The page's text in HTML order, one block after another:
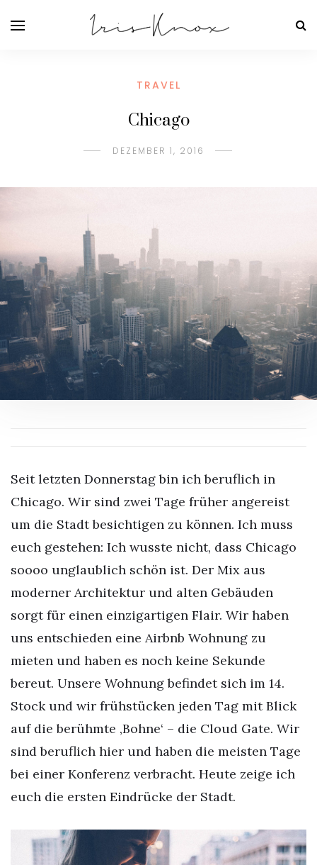
TRAVEL
Chicago
DEZEMBER 1, 2016
Seit letzten Donnerstag bin ich beruflich in
Chicago. Wir sind zwei Tage früher angereist
um die Stadt besichtigen zu können. Ich muss
euch gestehen: Ich wusste nicht, dass Chicago
soooo unglaublich schön ist. Der Mix aus
moderner Architektur und alten Gebäuden
sorgt für einen einzigartigen Flair. Wir haben
uns entschieden eine Airbnb Wohnung zu
mieten und haben es noch keine Sekunde
bereut. Unsere Wohnung befindet sich im 14.
Stock und wir frühstücken jeden Tag mit Blick
auf die berühmte ‚Bohne‘ – die Cloud Gate. Wir
sind beruflich hier und haben die meisten Tage
bei einer Konferenz verbracht. Heute zeige ich
euch die ersten Eindrücke der Stadt.